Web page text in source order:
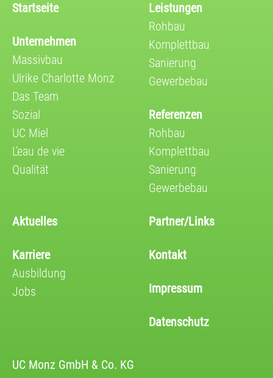
Startseite
Unternehmen
Massivbau
Ulrike Charlotte Monz
Das Team
Sozial
UC Miel
L’eau de vie
Qualität
Leistungen
Rohbau
Komplettbau
Sanierung
Gewerbebau
Referenzen
Rohbau
Komplettbau
Sanierung
Gewerbebau
Aktuelles
Karriere
Ausbildung
Jobs
Partner/Links
Kontakt
Impressum
Datenschutz
UC Monz GmbH & Co. KG